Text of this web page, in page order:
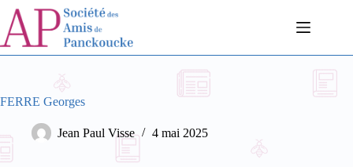
Passer
contenu
FERRE Georges
Jean Paul Visse 4 mai 2025